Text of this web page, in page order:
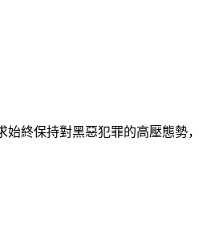
終保持對黑惡犯罪的高壓態